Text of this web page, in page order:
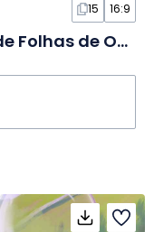
15 16:9
Organizador Pessoal Boho de Folhas de Outono em Slides